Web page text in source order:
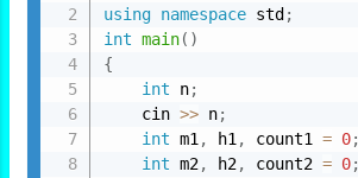
using namespace std ;
int main( )
{
int n;
    cin
>> n;
int m1 , h1 , count1 = 0;
int m2, h2, count2 = 0;